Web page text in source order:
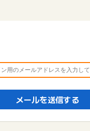
メールを送信する